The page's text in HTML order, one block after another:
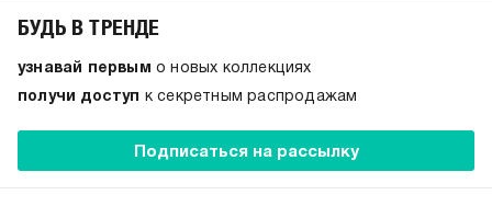
БУДЬ В ТРЕНДЕ
узнавай первым о новых коллекциях
получи доступ к секретным распродажам
Подписаться на рассылку